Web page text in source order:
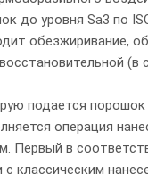
до уровня Sa3 по
обезжиривание,
(в
подается
операция
Первый в
классическим